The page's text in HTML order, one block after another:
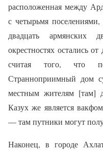
расположенная между
с четырьмя поселениями,
двадцать
окрестностях остались
считая того, что
Странноприимный дом
местным жителям [там]
Казух же является
— там путники могут
Наконец, в городе